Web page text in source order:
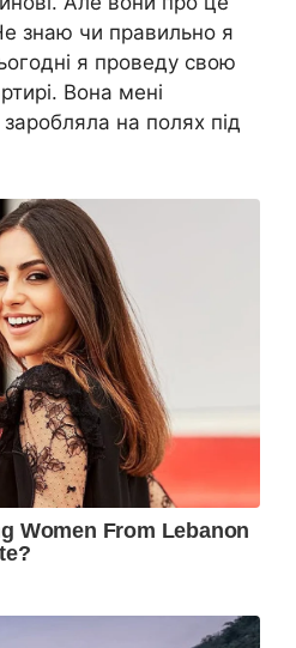
знаю чи правильно я
я проведу свою
Вона мені
на полях під